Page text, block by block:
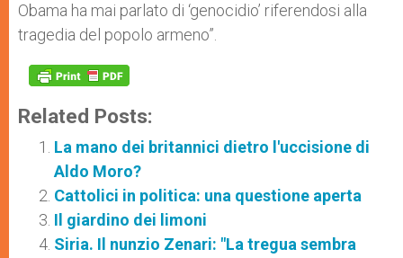
Obama ha mai parlato di ‘genocidio’ riferendosi alla
tragedia del popolo armeno”.
Related Posts:
La mano dei britannici dietro l'uccisione di
Aldo Moro?
Cattolici in politica: una questione aperta
Il giardino dei limoni
Siria. Il nunzio Zenari: "La tregua sembra